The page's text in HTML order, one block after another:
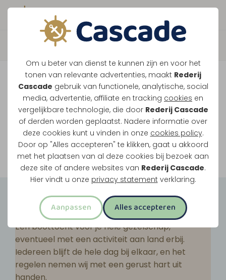
Om u beter van dienst te kunnen zijn en voor het
tonen van relevante advertenties, maakt Rederij
Cascade gebruik van functionele, analytische, social
media, advertentie, affiliate en tracking cookies en
vergelijkbare technologie, die door Rederij Cascade
of derden worden geplaatst. Nadere informatie over
deze cookies kunt u vinden in onze cookies policy.
Door op "Alles accepteren" te klikken, gaat u akkoord
met het plaatsen van al deze cookies bij bezoek aan
deze site of andere websites van Rederij Cascade.
Hier vindt u onze privacy statement verklaring.
Aanpassen Alles accepteren
Boek direct je vaart
Vaar je mee over de
Maasplassen?
Ondanks de lage waterstanden gaan
onze vaarten gewoon door.
Bekijk onze rondvaarten
Groepsuitjes
Een boottocht voor je hele gezelschap,
eventueel met een activiteit aan land erbij.
Iedereen blijft de hele dag bij elkaar, en het
regelen nemen wij met een gerust hart uit
handen.